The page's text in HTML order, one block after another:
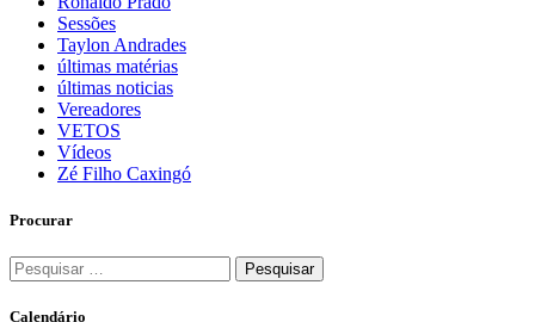
Sessões
Taylon Andrades
últimas matérias
últimas noticias
Vereadores
VETOS
Vídeos
Zé Filho Caxingó
Procurar
Pesquisar
por:
Calendário